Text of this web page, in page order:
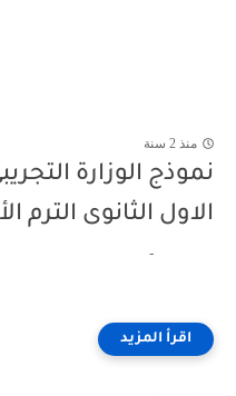
منذ 2 سنة
نموذج الوزارة
الاول الثانوى الترم الأول
-